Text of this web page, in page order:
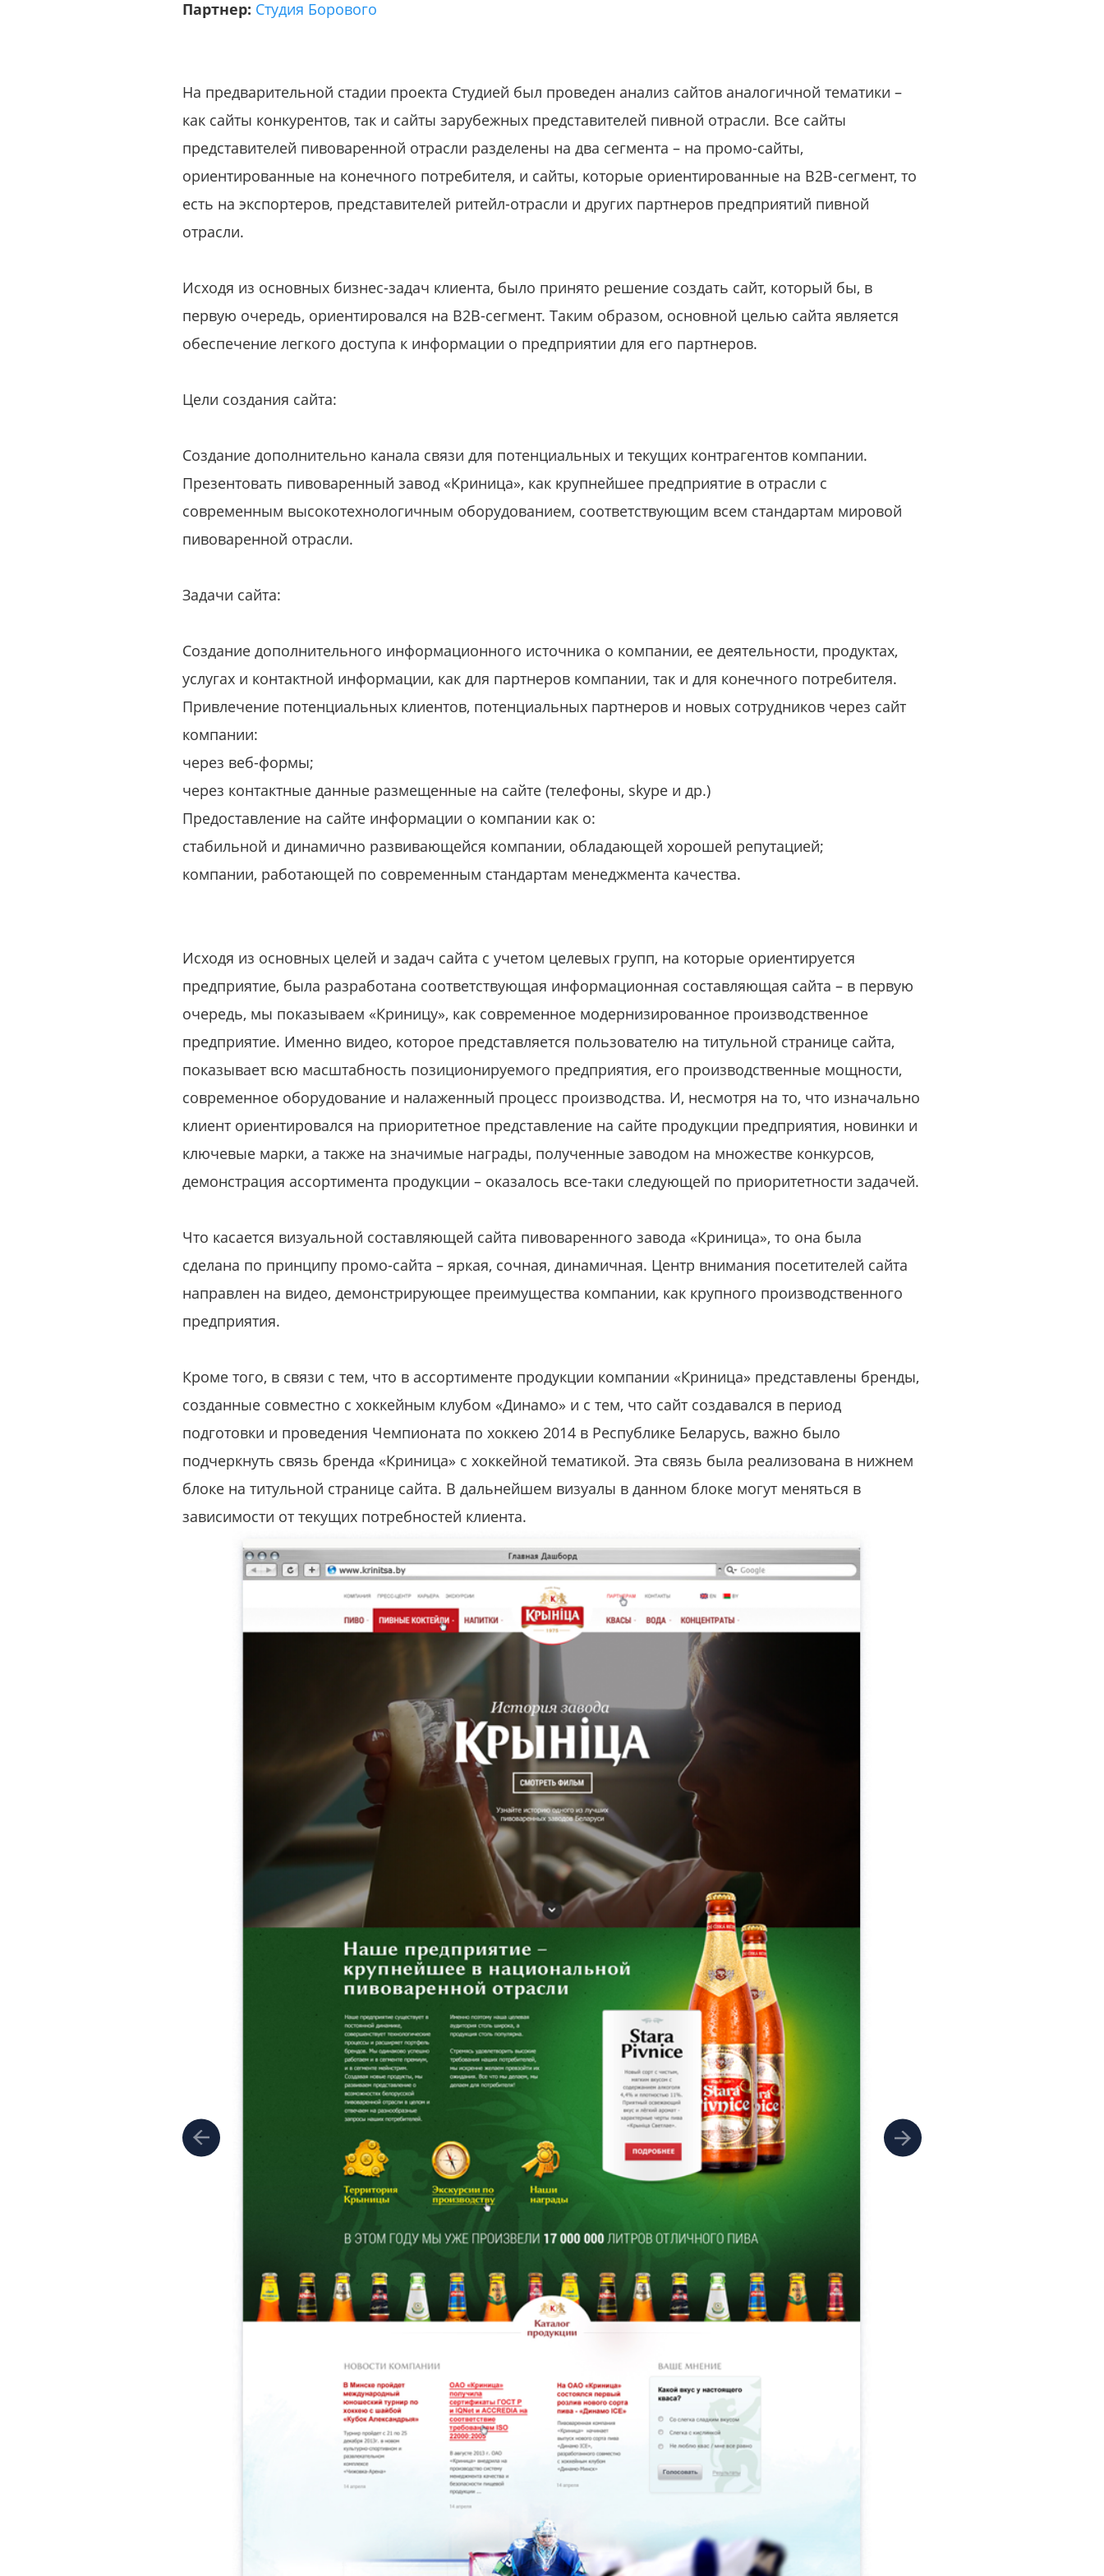
Партнер: Студия Борового
На предварительной стадии проекта Студией был проведен анализ сайтов аналогичной тематики –
как сайты конкурентов, так и сайты зарубежных представителей пивной отрасли. Все сайты
представителей пивоваренной отрасли разделены на два сегмента – на промо-сайты,
ориентированные на конечного потребителя, и сайты, которые ориентированные на B2B-сегмент, то
есть на экспортеров, представителей ритейл-отрасли и других партнеров предприятий пивной
отрасли.
Исходя из основных бизнес-задач клиента, было принято решение создать сайт, который бы, в
первую очередь, ориентировался на B2B-сегмент. Таким образом, основной целью сайта является
обеспечение легкого доступа к информации о предприятии для его партнеров.
Цели создания сайта:
Создание дополнительно канала связи для потенциальных и текущих контрагентов компании.
Презентовать пивоваренный завод «Криница», как крупнейшее предприятие в отрасли с
современным высокотехнологичным оборудованием, соответствующим всем стандартам мировой
пивоваренной отрасли.
Задачи сайта:
Создание дополнительного информационного источника о компании, ее деятельности, продуктах,
услугах и контактной информации, как для партнеров компании, так и для конечного потребителя.
Привлечение потенциальных клиентов, потенциальных партнеров и новых сотрудников через сайт
компании:
через веб-формы;
через контактные данные размещенные на сайте (телефоны, skype и др.)
Предоставление на сайте информации о компании как о:
стабильной и динамично развивающейся компании, обладающей хорошей репутацией;
компании, работающей по современным стандартам менеджмента качества.
Исходя из основных целей и задач сайта с учетом целевых групп, на которые ориентируется
предприятие, была разработана соответствующая информационная составляющая сайта – в первую
очередь, мы показываем «Криницу», как современное модернизированное производственное
предприятие. Именно видео, которое представляется пользователю на титульной странице сайта,
показывает всю масштабность позиционируемого предприятия, его производственные мощности,
современное оборудование и налаженный процесс производства. И, несмотря на то, что изначально
клиент ориентировался на приоритетное представление на сайте продукции предприятия, новинки и
ключевые марки, а также на значимые награды, полученные заводом на множестве конкурсов,
демонстрация ассортимента продукции – оказалось все-таки следующей по приоритетности задачей.
Что касается визуальной составляющей сайта пивоваренного завода «Криница», то она была
сделана по принципу промо-сайта – яркая, сочная, динамичная. Центр внимания посетителей сайта
направлен на видео, демонстрирующее преимущества компании, как крупного производственного
предприятия.
Кроме того, в связи с тем, что в ассортименте продукции компании «Криница» представлены бренды,
созданные совместно с хоккейным клубом «Динамо» и с тем, что сайт создавался в период
подготовки и проведения Чемпионата по хоккею 2014 в Республике Беларусь, важно было
подчеркнуть связь бренда «Криница» с хоккейной тематикой. Эта связь была реализована в нижнем
блоке на титульной странице сайта. В дальнейшем визуалы в данном блоке могут меняться в
зависимости от текущих потребностей клиента.